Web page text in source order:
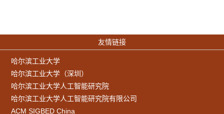
友情链接
哈尔滨工业大学
哈尔滨工业大学（深圳）
哈尔滨工业大学人工智能研究院
哈尔滨工业大学人工智能研究院有限公司
ACM SIGBED China